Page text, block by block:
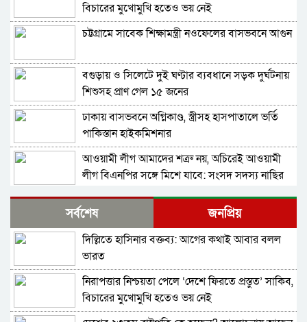
বিচারের মুখোমুখি হতেও ভয় নেই
চট্টগ্রামে সাবেক শিক্ষামন্ত্রী নওফেলের বাসভবনে আগুন
বগুড়ায় ও সিলেটে দুই ঘণ্টার ব্যবধানে সড়ক দুর্ঘটনায়
শিশুসহ প্রাণ গেল ১৫ জনের
ঢাকায় বাসভবনে অগ্নিকাণ্ড, স্ত্রীসহ হাসপাতালে ভর্তি
পাকিস্তান হাইকমিশনার
আওয়ামী লীগ আমাদের শত্রু নয়, অচিরেই আওয়ামী
লীগ বিএনপির সঙ্গে মিশে যাবে: সংসদ সদস্য নাছির
শহীদ আহসান জুলাই যোদ্ধা নন—দাবি বিএনপি নেতার,
জামায়াত নেতা বললেন, ‘সারজিসও ছাত্রলীগ করতেন’
সাকিব আল হাসানের বাড়িতে পেট্রোল ঢেলে আগুন
দেওয়ার চেষ্টা, ভাঙচুর
গাজীপুর-৫ আসনের সাবেক এমপি আখতারুজ্জামান
গ্রেপ্তার
সর্বশেষ জনপ্রিয়
দিল্লিতে হাসিনার বক্তব্য: আগের কথাই আবার বলল
ভারত
নিরাপত্তার নিশ্চয়তা পেলে ‘দেশে ফিরতে প্রস্তুত’ সাকিব,
বিচারের মুখোমুখি হতেও ভয় নেই